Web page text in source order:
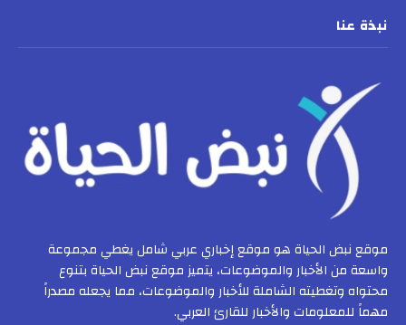
نبذة عنا
موقع نبض الحياة هو موقع إخباري عربي شامل يغطي مجموعة
واسعة من الأخبار والموضوعات، يتميز موقع نبض الحياة بتنوع
محتواه وتغطيته الشاملة للأخبار والموضوعات، مما يجعله مصدراً
مهماً للمعلومات والأخبار للقارئ العربي.